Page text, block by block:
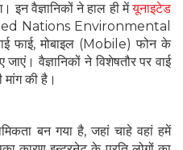
इन वैज्ञानिकों ने हाल ही मेंयूनाइटेड
Nations Environmental
फाई, मोबाइल (Mobile) फोन के
वैज्ञानिकों ने विशेषतौर पर वाई
मांग की है।
बन गया है, जहां चाहे वहां हमें